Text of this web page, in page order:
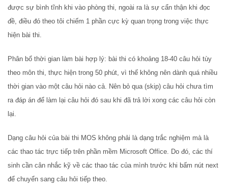
được sự bình tĩnh khi vào phòng thi, ngoài ra là sự cẩn thận khi đọc
đề, điều đó theo tôi chiếm 1 phần cực kỳ quan trọng trong việc thực
hiện bài thi.
Phân bổ thời gian làm bài hợp lý: bài thi có khoảng 18-40 câu hỏi tùy
theo môn thi, thực hiện trong 50 phút, vì thế không nên dành quá nhiều
thời gian vào một câu hỏi nào cả. Nên bỏ qua (skip) câu hỏi chưa tìm
ra đáp án để làm lại câu hỏi đó sau khi đã trả lời xong các câu hỏi còn
lại.
Dạng câu hỏi của bài thi MOS không phải là dạng trắc nghiệm mà là
các thao tác trực tiếp trên phần mềm Microsoft Office. Do đó, các thí
sinh cần cân nhắc kỹ về các thao tác của mình trước khi bấm nút next
để chuyển sang câu hỏi tiếp theo.